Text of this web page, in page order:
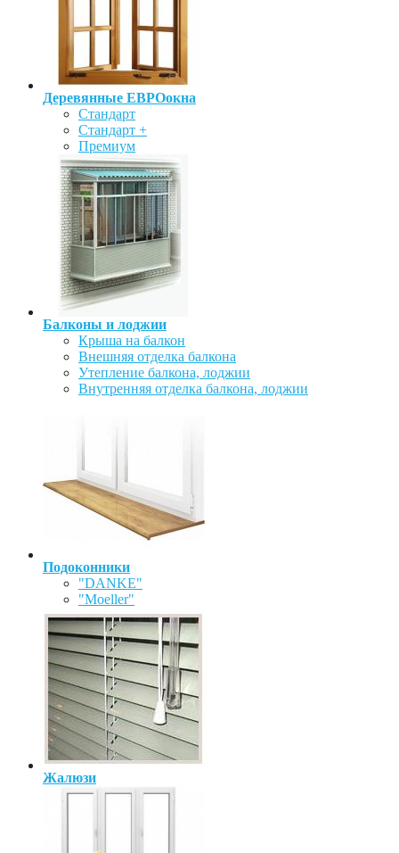
Деревянные ЕВРОокна
Стандарт
Стандарт +
Премиум
Балконы и лоджии
Крыша на балкон
Внешняя отделка балкона
Утепление балкона, лоджии
Внутренняя отделка балкона, лоджии
Подоконники
"DANKE"
"Moeller"
Жалюзи